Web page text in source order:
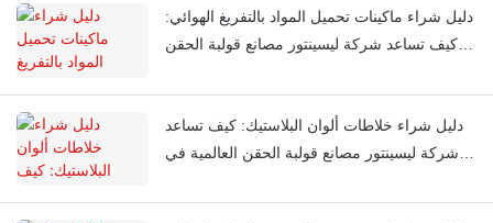
دليل شراء ماكينات تحميل المواد بالتفريغ الهوائي:
كيف تساعد شركة ليسينتور مصانع قولبة الحقن
دليل شراء خلاطات ألوان البلاستيك: كيف تساعد
شركة ليسينتور مصانع قولبة الحقن العالمية في